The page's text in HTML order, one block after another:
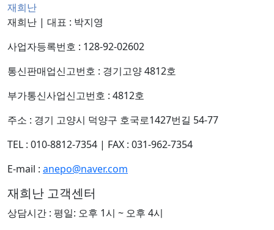
재희난
재희난 | 대표 : 박지영
사업자등록번호 : 128-92-02602
통신판매업신고번호 : 경기고양 4812호
부가통신사업신고번호 : 4812호
주소 : 경기 고양시 덕양구 호국로1427번길 54-77
TEL : 010-8812-7354 | FAX : 031-962-7354
E-mail : anepo@naver.com
재희난 고객센터
상담시간 : 평일: 오후 1시 ~ 오후 4시